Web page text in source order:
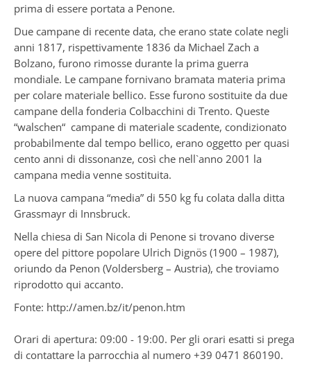
prima di essere portata a Penone.
Due campane di recente data, che erano state colate negli
anni 1817, rispettivamente 1836 da Michael Zach a
Bolzano, furono rimosse durante la prima guerra
mondiale. Le campane fornivano bramata materia prima
per colare materiale bellico. Esse furono sostituite da due
campane della fonderia Colbacchini di Trento. Queste
“walschen“ campane di materiale scadente, condizionato
probabilmente dal tempo bellico, erano oggetto per quasi
cento anni di dissonanze, così che nell`anno 2001 la
campana media venne sostituita.
La nuova campana “media” di 550 kg fu colata dalla ditta
Grassmayr di Innsbruck.
Nella chiesa di San Nicola di Penone si trovano diverse
opere del pittore popolare Ulrich Dignös (1900 – 1987),
oriundo da Penon (Voldersberg – Austria), che troviamo
riprodotto qui accanto.
Fonte: http://amen.bz/it/penon.htm
Orari di apertura: 09:00 - 19:00. Per gli orari esatti si prega
di contattare la parrocchia al numero +39 0471 860190.